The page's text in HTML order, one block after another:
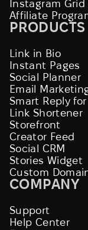
Instagram
Affiliate
PRODUCTS
Link in Bio
Instant Pages
Social Planner
Email
Smart Reply
Link Shortener
Storefront
Creator Feed
Social CRM
Stories Widget
Custom
COMPANY
Support
Help Center